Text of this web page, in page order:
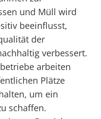
und Müll wird
beeinflusst,
der
verbessert.
arbeiten
Plätze
um ein
schaffen.